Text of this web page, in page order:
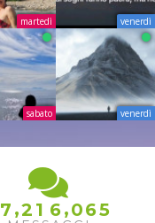
martedì venerdì
sabato venerdì
7 ,2 1 6,065